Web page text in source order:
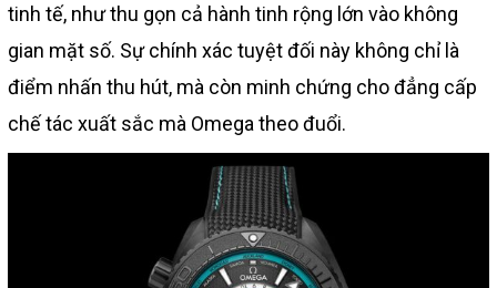
tinh tế, như thu gọn cả hành tinh rộng lớn vào không
gian mặt số. Sự chính xác tuyệt đối này không chỉ là
điểm nhấn thu hút, mà còn minh chứng cho đẳng cấp
chế tác xuất sắc mà Omega theo đuổi.